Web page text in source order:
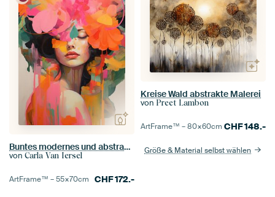
Buntes modernes und abstraktes Porträt
von Carla Van Iersel
ArtFrame™ –55×70cm CHF172.-
Kreise Wald abstrakte Malerei
von Preet Lambon
ArtFrame™ –80×60cm CHF148.-
Größe & Material selbst wählen